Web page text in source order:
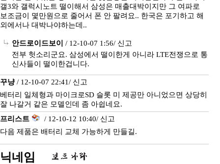
갤3와 갤럭시노트 떨이해서 삼성은 매출대박이지만 그 여파로
보조금이 몇만원으로 줄어서 폰 안 팔려요.. 한국은 포기하고 해
외에서나 대박나야하는데..
안드로이드보이 / 12-10-07 1:56/ 신고
전부 헛소리군요. 삼성에서 떨이한게 아니라 LTE전쟁으로 통
신사들이 떨이한겁니다.
꾸냥/ 12-10-07 22:41/ 신고
베터리 일체형과 마이크로SD 슬롯 미 제공만 아니었으면 상당히
잘 나갈거 같은 모델인데 좀 아쉽네요.
프리스트
/ 12-10-12 10:40/ 신고
다음 제품은 배터리 교체 가능하게 만들길.
닉네임